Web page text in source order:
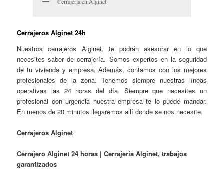
Cerrajeros Alginet 24h
Nuestros cerrajeros Alginet, te podrán asesorar en lo que
necesites saber de cerrajería. Somos expertos en la seguridad
de tu vivienda y empresa, Además, contamos con los mejores
profesionales de la zona. Tenemos siempre nuestras líneas
operativas las 24 horas del día. Siempre que necesites un
profesional con urgencia nuestra empresa te lo puede mandar.
En menos de 20 minutos llegaremos allí donde se nos necesite.
Cerrajeros Alginet
Cerrajero Alginet 24 horas | Cerrajería Alginet, trabajos
garantizados